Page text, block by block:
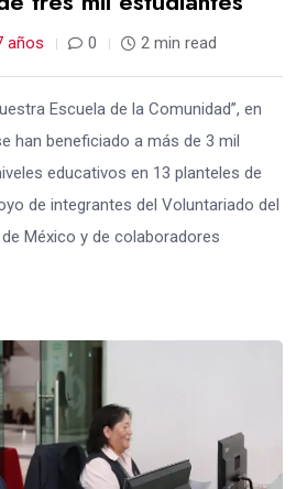
años 0 2 min read
Escuela de la Comunidad”, en
han beneficiado a más de 3 mil
educativos en 13 planteles de
de integrantes del Voluntariado del
México y de colaboradores